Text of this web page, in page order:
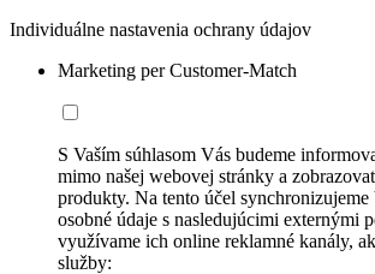
Individuálne nastavenia ochrany údajov
Marketing per Customer-Match
S Vaším súhlasom Vás budeme
mimo našej webovej stránky a
produkty. Na tento účel synchronizujeme
osobné údaje s nasledujúcimi externými
využívame ich online reklamné kanály,
služby: